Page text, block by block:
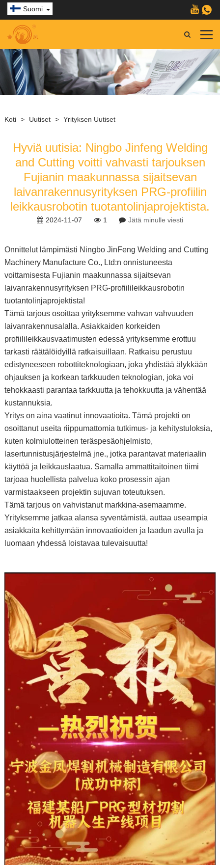
Suomi
Koti > Uutiset > Yrityksen Uutiset
Hyviä uutisia: Ningbo Jinfeng Welding
and Cutting voitti vahvasti tarjouksen
Fujianin maakunnassa sijaitsevan
laivanrakennusyrityksen PRG-profiilin
leikkausrobotin tuotantolinjaprojektista.
2024-11-07 1 Jätä minulle viesti
Onnittelut lämpimästi Ningbo JinFeng Welding and Cutting
Machinery Manufacture Co., Ltd:n onnistuneesta
voittamisesta Fujianin maakunnassa sijaitsevan
laivanrakennusyrityksen PRG-profiilileikkausrobotin
tuotantolinjaprojektista!
Tämä tarjous osoittaa yrityksemme vahvan vahvuuden
laivanrakennusalalla. Asiakkaiden korkeiden
profiilileikkausvaatimusten edessä yrityksemme erottuu
tarkasti räätälöidyillä ratkaisuillaan. Ratkaisu perustuu
edistyneeseen robottiteknologiaan, joka yhdistää älykkään
ohjauksen ja korkean tarkkuuden teknologian, joka voi
tehokkaasti parantaa tarkkuutta ja tehokkuutta ja vähentää
kustannuksia.
Yritys on aina vaatinut innovaatioita. Tämä projekti on
osoittanut useita riippumattomia tutkimus- ja kehitystuloksia,
kuten kolmiulotteinen teräspesäohjelmisto,
lasertunnistusjärjestelmä jne., jotka parantavat materiaalin
käyttöä ja leikkauslaatua. Samalla ammattitaitoinen tiimi
tarjoaa huolellista palvelua koko prosessin ajan
varmistaakseen projektin sujuvan toteutuksen.
Tämä tarjous on vahvistanut markkina-asemaamme.
Yrityksemme jatkaa alansa syventämistä, auttaa useampia
asiakkaita kehittymään innovaatioiden ja laadun avulla ja
luomaan yhdessä loistavaa tulevaisuutta!